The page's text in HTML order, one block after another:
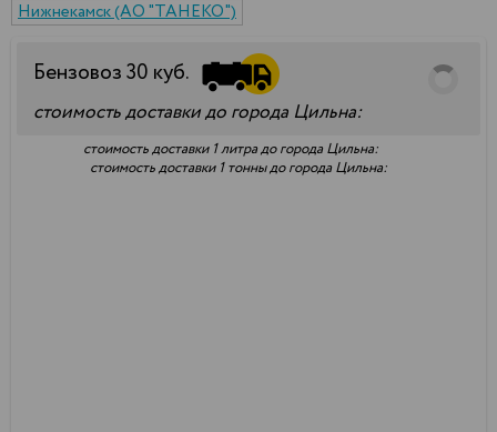
Нижнекамск (АО "ТАНЕКО")
Бензовоз30 куб.
стоимость доставки до города Цильна:
стоимость доставки 1 литра до города Цильна:
стоимость доставки 1 тонны до города Цильна: